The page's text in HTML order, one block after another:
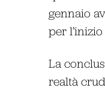
gennaio
per
La
realtà